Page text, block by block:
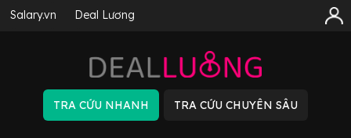
Salary.vn Deal Lương